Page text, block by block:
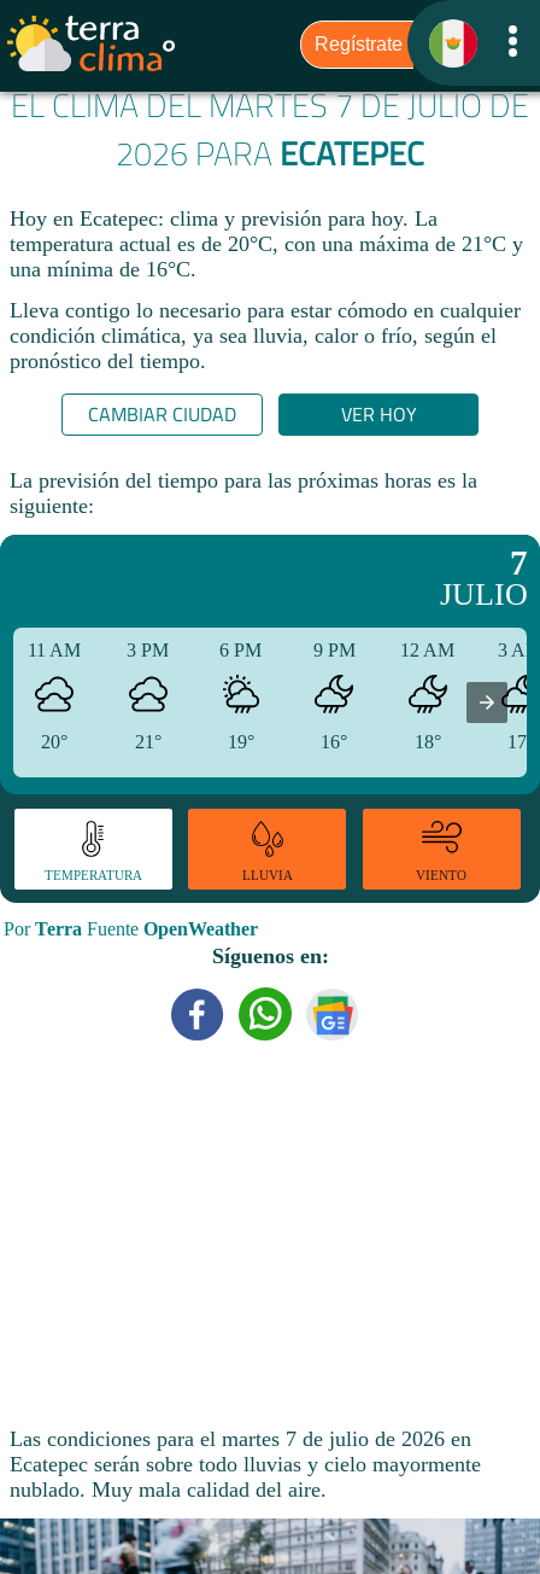
EL CLIMA DEL MARTES 7 DE JULIO DE
2026 PARA ECATEPEC
Hoy en Ecatepec: clima y previsión para hoy. La
temperatura actual es de 20°C, con una máxima de 21°C y
una mínima de 16°C.​
Lleva contigo lo necesario para estar cómodo en cualquier
condición climática, ya sea lluvia, calor o frío, según el
pronóstico del tiempo.
CAMBIAR CIUDAD VER HOY
La previsión del tiempo para las próximas horas es la
siguiente:
7
JULIO
11 AM
20°
3 PM
21°
6 PM
19°
9 PM
16°
12 AM
18°
3
17°
TEMPERATURA LLUVIA VIENTO
PorTerra Fuente OpenWeather
Síguenos en:
Las condiciones para el martes 7 de julio de 2026 en
Ecatepec serán sobre todo lluvias y cielo mayormente
nublado. Muy mala calidad del aire.